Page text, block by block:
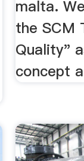
malta.
the SCM
Quality"
concept